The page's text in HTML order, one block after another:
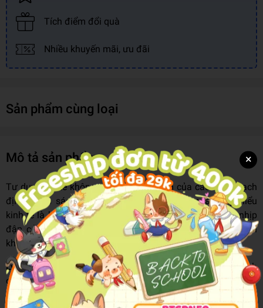
Tích điểm đổi quà
Nhiều khuyến mãi, ưu đãi
Sản phẩm cùng loại
Mô tả sản phẩm
Tư duy kinh tế không phải là đặc quyền của các nhà hoạch
định chính sách. Trong thế giới biến động ngày nay, hiểu
kinh tế là hiểu cách xã hội vận hành, là nắm bắt được nhịp
đập của thị trường, của đầu tư, tiêu dùng và chính trị tài
khóa.
Lý Thuyết Kinh Tế Phương Tây Hiện Đạilà cuốn sách dành
cho những ai không chấp nhận sống trong trạng thái mù mờ
trước những biến động kinh tế vĩ mô. Tác phẩm mang tính
×